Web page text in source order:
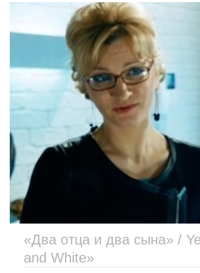
«Два отца и два сына» /
and White»